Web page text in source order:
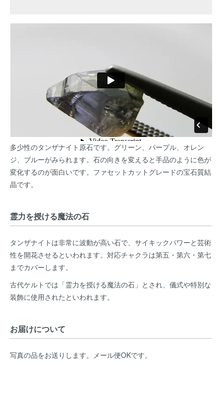
多少性のタンザナイト原石です。グリーン、パープル、オレン
ジ、ブルーがみられます。石の向きを変えると手品のように色が
変化するのが面白いです。ファセットカットグレードの宝石質結
晶です。
霊力を授ける魔法の石
タンザナイトは非常に波動が高い石で、サイキックパワーと芸術
性を開花させるといわれます。対応チャクラは第五・第六・第七
までカバーします。
古代ケルトでは「霊力を授ける魔法の石」とされ、儀式や特別な
装飾に使用されたといわれます。
お届けについて
写真の品をお送りします。メール便OKです。